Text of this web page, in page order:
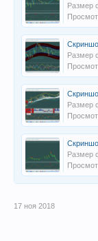
Размер
Размер
Размер
Размер
17 ноя 2018